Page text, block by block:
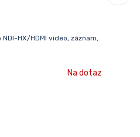
HX/HDMI video, záznam,
Na dotaz